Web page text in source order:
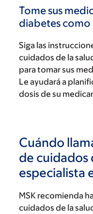
Tome sus
diabetes como
Siga las
cuidados de la
para tomar sus
Le ayudará a
dosis de su
Cuándo
de cuidados
especialista
MSK recomienda
cuidados de la